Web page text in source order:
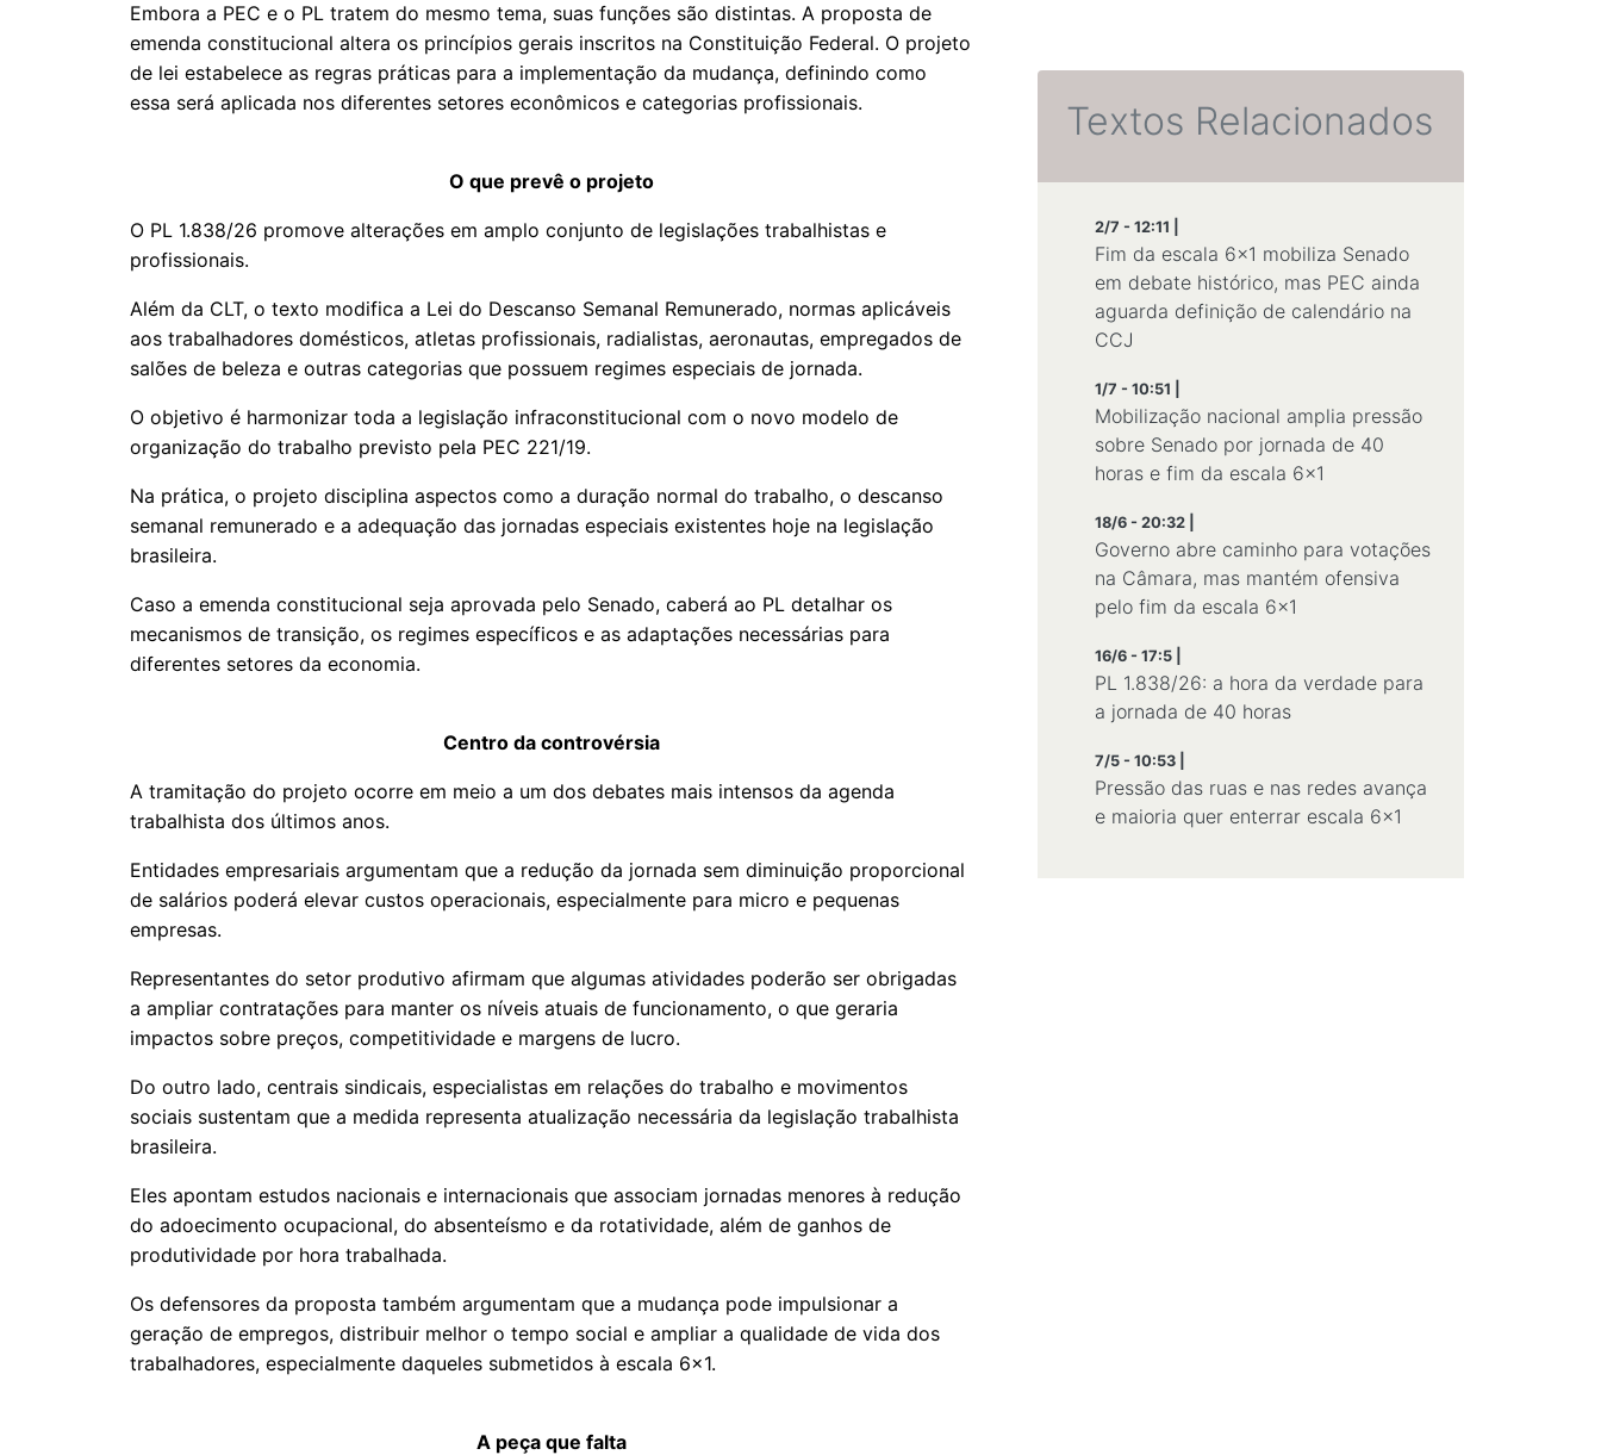
Embora a PEC e o PL tratem do mesmo tema, suas funções são distintas. A proposta de
emenda constitucional altera os princípios gerais inscritos na Constituição Federal. O projeto
de lei estabelece as regras práticas para a implementação da mudança, definindo como
essa será aplicada nos diferentes setores econômicos e categorias profissionais.
O que prevê o projeto
O PL 1.838/26 promove alterações em amplo conjunto de legislações trabalhistas e
profissionais.
Além da CLT, o texto modifica a Lei do Descanso Semanal Remunerado, normas aplicáveis
aos trabalhadores domésticos, atletas profissionais, radialistas, aeronautas, empregados de
salões de beleza e outras categorias que possuem regimes especiais de jornada.
O objetivo é harmonizar toda a legislação infraconstitucional com o novo modelo de
organização do trabalho previsto pela PEC 221/19.
Na prática, o projeto disciplina aspectos como a duração normal do trabalho, o descanso
semanal remunerado e a adequação das jornadas especiais existentes hoje na legislação
brasileira.
Caso a emenda constitucional seja aprovada pelo Senado, caberá ao PL detalhar os
mecanismos de transição, os regimes específicos e as adaptações necessárias para
diferentes setores da economia.
Centro da controvérsia
A tramitação do projeto ocorre em meio a um dos debates mais intensos da agenda
trabalhista dos últimos anos.
Entidades empresariais argumentam que a redução da jornada sem diminuição proporcional
de salários poderá elevar custos operacionais, especialmente para micro e pequenas
empresas.
Representantes do setor produtivo afirmam que algumas atividades poderão ser obrigadas
a ampliar contratações para manter os níveis atuais de funcionamento, o que geraria
impactos sobre preços, competitividade e margens de lucro.
Do outro lado, centrais sindicais, especialistas em relações do trabalho e movimentos
sociais sustentam que a medida representa atualização necessária da legislação trabalhista
brasileira.
Eles apontam estudos nacionais e internacionais que associam jornadas menores à redução
do adoecimento ocupacional, do absenteísmo e da rotatividade, além de ganhos de
produtividade por hora trabalhada.
Os defensores da proposta também argumentam que a mudança pode impulsionar a
geração de empregos, distribuir melhor o tempo social e ampliar a qualidade de vida dos
trabalhadores, especialmente daqueles submetidos à escala 6x1.
A peça que falta
Textos Relacionados
2/7 - 12:11 |
Fim da escala 6x1 mobiliza Senado
em debate histórico, mas PEC ainda
aguarda definição de calendário na
CCJ
1/7 - 10:51 |
Mobilização nacional amplia pressão
sobre Senado por jornada de 40
horas e fim da escala 6×1
18/6 - 20:32 |
Governo abre caminho para votações
na Câmara, mas mantém ofensiva
pelo fim da escala 6×1
16/6 - 17:5 |
PL 1.838/26: a hora da verdade para
a jornada de 40 horas
7/5 - 10:53 |
Pressão das ruas e nas redes avança
e maioria quer enterrar escala 6×1